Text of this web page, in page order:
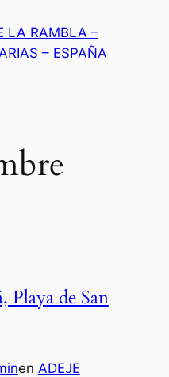
LA RAMBLA –
– ESPAÑA
Playa de San
en ADEJE